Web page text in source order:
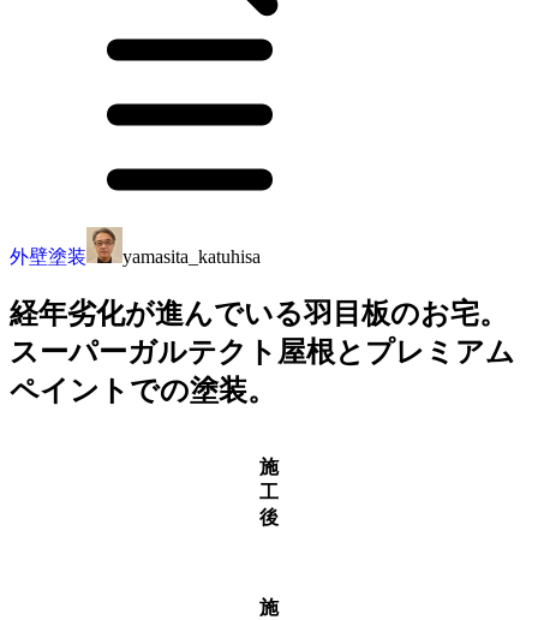
外壁塗装 yamasita_katuhisa
経年劣化が進んでいる羽目板のお宅。
スーパーガルテクト屋根とプレミアム
ペイントでの塗装。
施
工
後
施